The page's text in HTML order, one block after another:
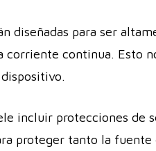
diseñadas para ser
continua. Esto
incluir protecciones de
proteger tanto la fuente